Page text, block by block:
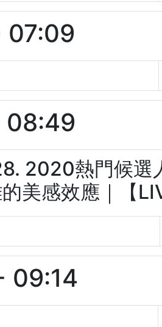
07:09
08:49
2020熱門候選
美感效應｜【
09:14